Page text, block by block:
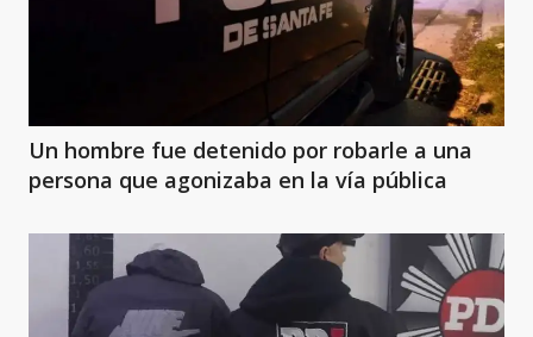
Un hombre fue detenido por robarle a una
persona que agonizaba en la vía pública